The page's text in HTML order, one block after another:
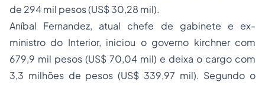
de 294 mil pesos (US$ 30,28 mil).
Aníbal Fernandez, atual chefe de gabinete e ex-
ministro do Interior, iniciou o governo kirchner com
679,9 mil pesos (US$ 70,04 mil) e deixa o cargo com
3,3 milhões de pesos (US$ 339,97 mil). Segundo o